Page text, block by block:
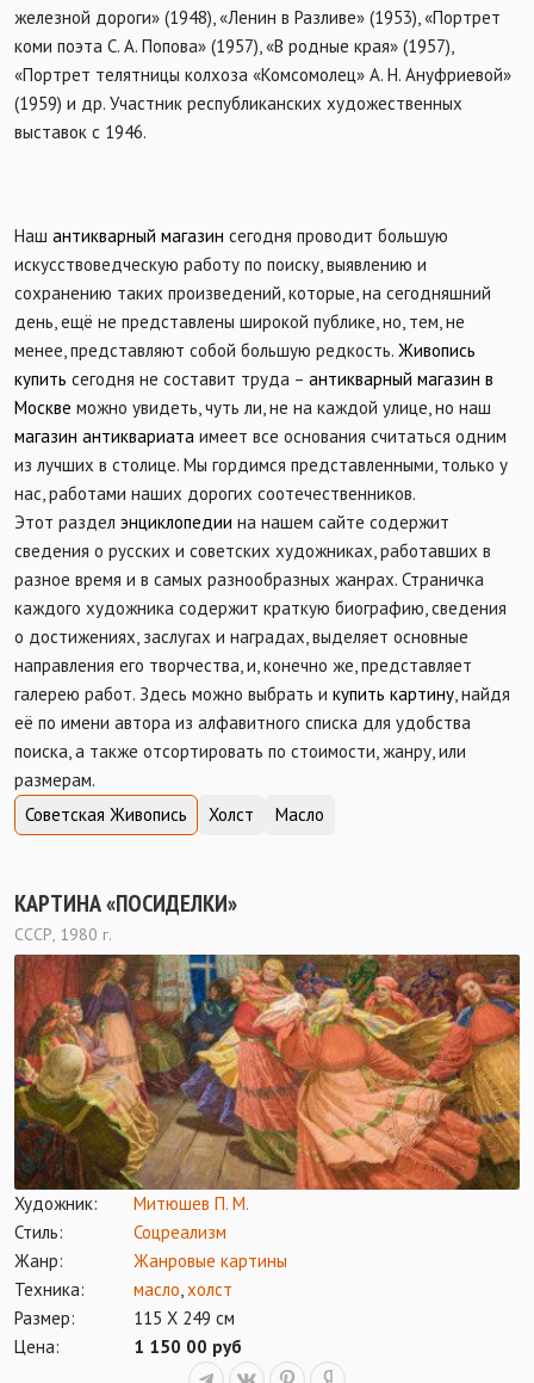
железной дороги» (1948), «Ленин в Разливе» (1953), «Портрет
коми поэта С. А. Попова» (1957), «В родные края» (1957),
«Портрет телятницы колхоза «Комсомолец» А. Н. Ануфриевой»
(1959) и др. Участник республиканских художественных
выставок с 1946.
Наш антикварный магазин сегодня проводит большую
искусствоведческую работу по поиску, выявлению и
сохранению таких произведений, которые, на сегодняшний
день, ещё не представлены широкой публике, но, тем, не
менее, представляют собой большую редкость. Живопись
купить сегодня не составит труда – антикварный магазин в
Москве можно увидеть, чуть ли, не на каждой улице, но наш
магазин антиквариата имеет все основания считаться одним
из лучших в столице. Мы гордимся представленными, только у
нас, работами наших дорогих соотечественников.
Этот раздел энциклопедии на нашем сайте содержит
сведения о русских и советских художниках, работавших в
разное время и в самых разнообразных жанрах. Страничка
каждого художника содержит краткую биографию, сведения
о достижениях, заслугах и наградах, выделяет основные
направления его творчества, и, конечно же, представляет
галерею работ. Здесь можно выбрать и купить картину, найдя
её по имени автора из алфавитного списка для удобства
поиска, а также отсортировать по стоимости, жанру, или
размерам.
Советская Живопись
Холст Масло
КАРТИНА «ПОСИДЕЛКИ»
СССР, 1980 г.
Художник:
Митюшев П. М.
Стиль:
Соцреализм
Жанр:
Жанровые картины
Техника:
масло,холст
Размер:
115 Х 249 см
Цена:
1 150 00 руб